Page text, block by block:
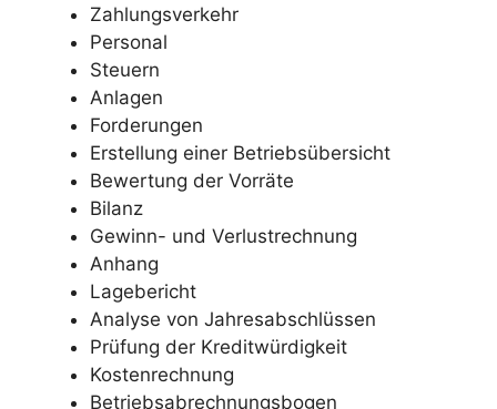
Zahlungsverkehr
Personal
Steuern
Anlagen
Forderungen
Erstellung einer Betriebsübersicht
Bewertung der Vorräte
Bilanz
Gewinn- und Verlustrechnung
Anhang
Lagebericht
Analyse von Jahresabschlüssen
Prüfung der Kreditwürdigkeit
Kostenrechnung
Betriebsabrechnungsbogen